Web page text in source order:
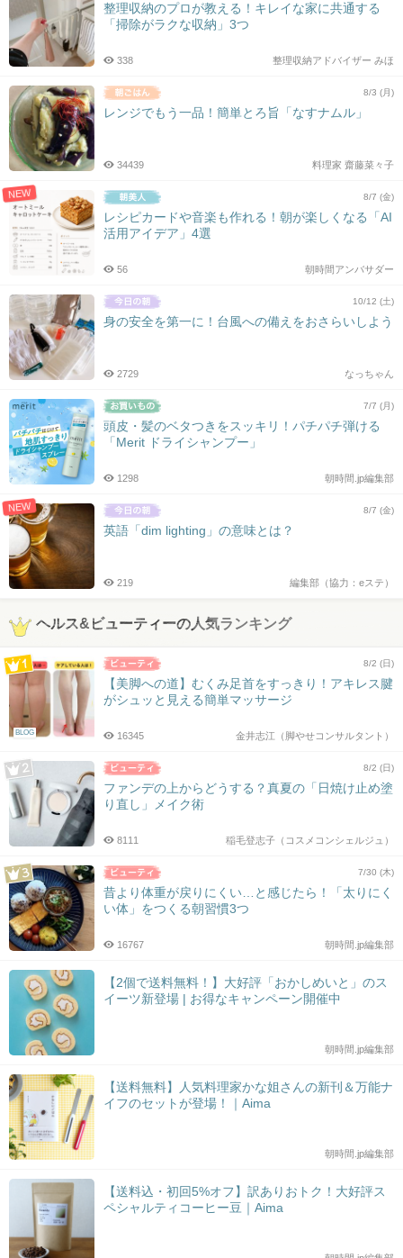
整理収納のプロが教える！キレイな家に共通する
「掃除がラクな収納」3つ
整理収納アドバイザー みほ
338
8/3 (月)
レンジでもう一品！簡単とろ旨「なすナムル」
料理家 齋藤菜々子
34439
NEW 8/7 (金)
レシピカードや音楽も作れる！朝が楽しくなる「AI
活用アイデア」4選
朝時間アンバサダー
56
10/12 (土)
身の安全を第一に！台風への備えをおさらいしよう
なっちゃん
2729
7/7 (月)
頭皮・髪のベタつきをスッキリ！パチパチ弾ける
「Merit ドライシャンプー」
朝時間.jp編集部
1298
NEW 8/7 (金)
英語「dim lighting」の意味とは？
編集部（協力：eステ）
219
ヘルス&ビューティーの人気ランキング
BLOG
8/2 (日)
【美脚への道】むくみ足首をすっきり！アキレス腱
がシュッと見える簡単マッサージ
金井志江（脚やせコンサルタント）
16345
8/2 (日)
ファンデの上からどうする？真夏の「日焼け止め塗
り直し」メイク術
稲毛登志子（コスメコンシェルジュ）
8111
7/30 (木)
昔より体重が戻りにくい…と感じたら！「太りにく
い体」をつくる朝習慣3つ
朝時間.jp編集部
16767
【2個で送料無料！】大好評「おかしめいと」のス
イーツ新登場 | お得なキャンペーン開催中
朝時間.jp編集部
【送料無料】人気料理家かな姐さんの新刊＆万能ナ
イフのセットが登場！｜Aima
朝時間.jp編集部
【送料込・初回5%オフ】訳ありおトク！大好評ス
ペシャルティコーヒー豆｜Aima